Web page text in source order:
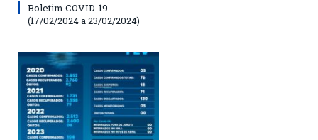
Boletim COVID-19
(17/02/2024 a 23/02/2024)